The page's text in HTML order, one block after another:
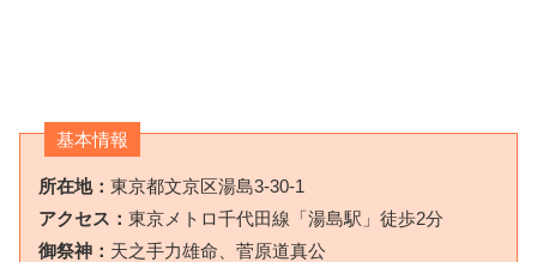
基本情報
所在地： 東京都文京区湯島3-30-1
アクセス： 東京メトロ千代田線「湯島駅」徒歩2分
御祭神： 天之手力雄命、菅原道真公